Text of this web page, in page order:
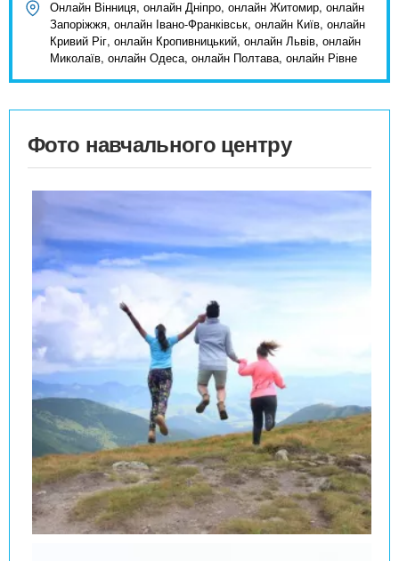
Онлайн Вінниця, онлайн Дніпро, онлайн Житомир, онлайн
Запоріжжя, онлайн Івано-Франківськ, онлайн Київ, онлайн
Кривий Ріг, онлайн Кропивницький, онлайн Львів, онлайн
Миколаїв, онлайн Одеса, онлайн Полтава, онлайн Рівне
Фото навчального центру